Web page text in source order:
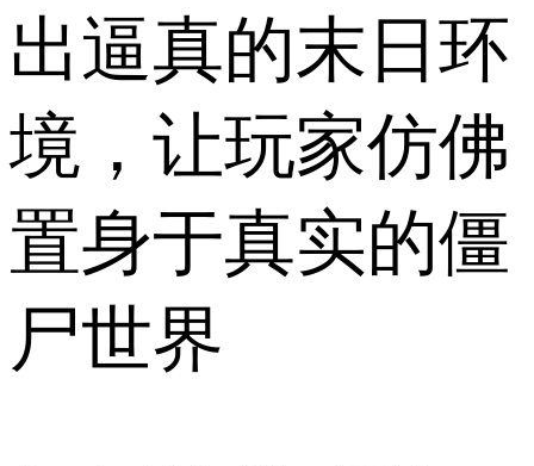
出逼真的末日环
境，让玩家仿佛
置身于真实的僵
尸世界